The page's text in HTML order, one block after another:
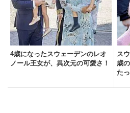
4歳になったスウェーデンのレオ
ノール王女が、異次元の可愛さ！
ス
歳
た